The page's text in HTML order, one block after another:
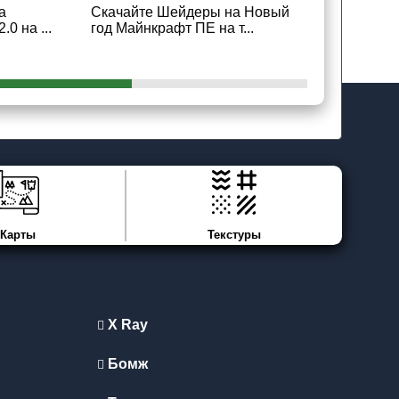
на ...
Скачайте Шейдеры на Новый
год Майнкрафт ПЕ на т...
Карты Текстуры
X Ray
Бомж